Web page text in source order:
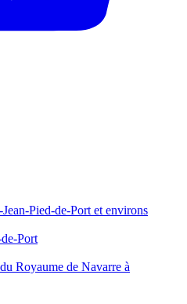
Pied-de-Port et environs
Port
Royaume de Navarre à